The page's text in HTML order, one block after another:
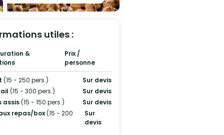
utiles :
&
Prix /
personne
(15 - 250 pers.)
Sur devis
(15 - 300 pers.)
Sur devis
assis(15 - 150 pers.)
Sur devis
repas/box(15 - 200
Sur
devis